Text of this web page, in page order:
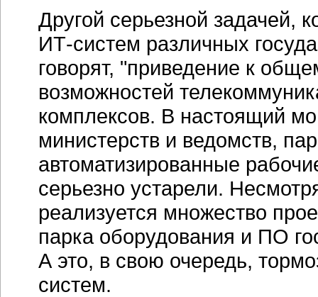
Другой серьезной задачей,
ИТ-систем различных
говорят, "приведение к
возможностей
комплексов. В настоящий
министерств и ведомств,
автоматизированные
серьезно устарели.
реализуется множество
парка оборудования и ПО
А это, в свою очередь,
систем.